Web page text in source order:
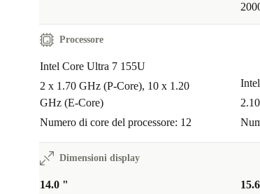
Processore
Intel Core Ultra 7 155U
2 x 1.70 GHz (P-Core), 10 x 1.20
GHz (E-Core)
Numero di core del processore: 12
Dimensioni display
14.0 "